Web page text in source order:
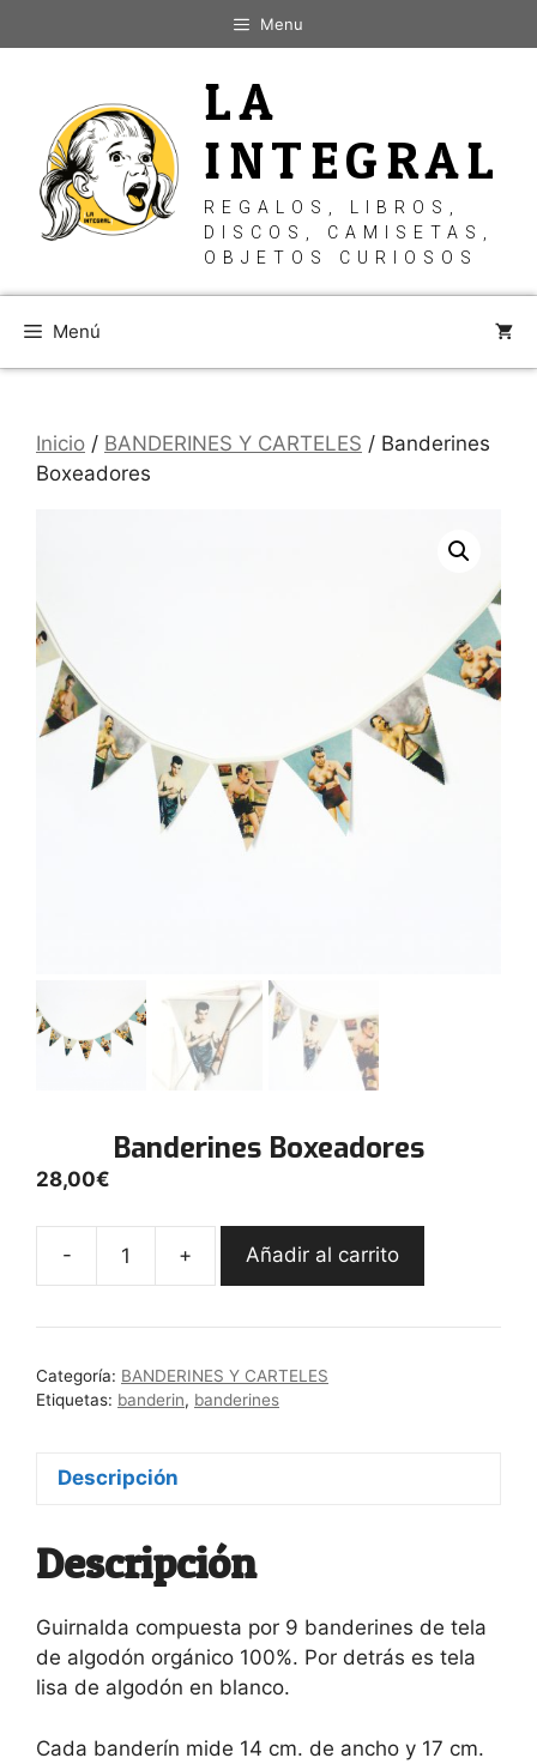
al
Menu
LA
INTEGRAL
REGALOS, LIBROS,
DISCOS, CAMISETAS,
OBJETOS CURIOSOS
Menú
Inicio / BANDERINES Y CARTELES / Banderines
Boxeadores
Banderines Boxeadores
28,00€
-
Banderines
cantidad
+ Añadir al carrito
Categoría: BANDERINES Y CARTELES
Etiquetas: banderin, banderines
Descripción
Descripción
Guirnalda compuesta por 9 banderines de tela
de algodón orgánico 100%. Por detrás es tela
lisa de algodón en blanco.
Cada banderín mide 14 cm. de ancho y 17 cm.